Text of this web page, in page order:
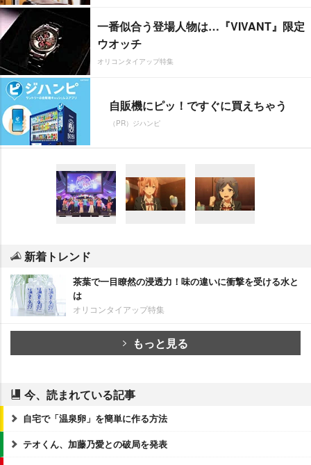
一番似合う登場人物は…『VIVANT』限定
ウオッチ
オリコンタイアップ特集
自販機にピッ！ですぐに買えちゃう
（PR）ジハンピ
新着トレンド
茶葉で一目瞭然の浸透力！味の違いに衝撃を受ける水と
は
オリコンタイアップ特集
もっと見る
今、読まれている記事
自宅で「温泉卵」を簡単に作る方法
テオくん、加藤乃愛との破局を発表